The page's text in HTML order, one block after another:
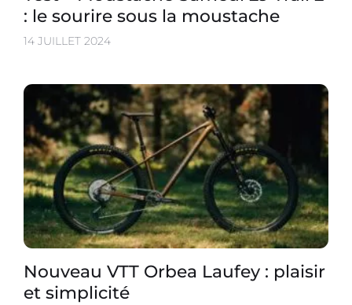
: le sourire sous la moustache
14 JUILLET 2024
Nouveau VTT Orbea Laufey : plaisir
et simplicité